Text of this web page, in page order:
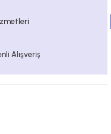
Alışveriş